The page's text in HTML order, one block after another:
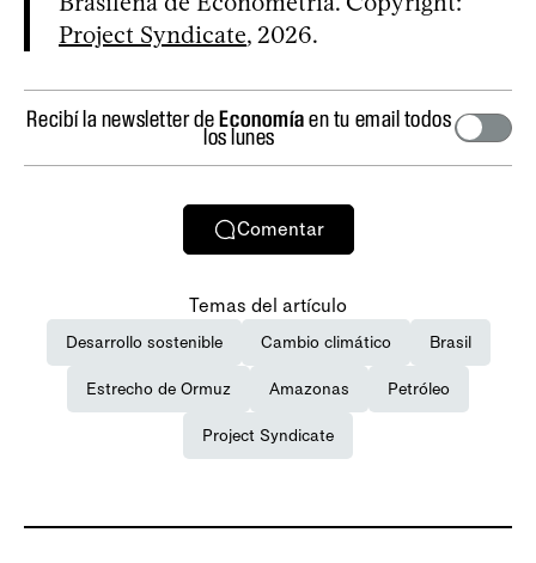
Project Syndicate, 2026.
Recibí la newsletter deEconomíaen tu email todos
los lunes
Comentar
Temas del artículo
Desarrollo sostenible Cambio climático Brasil
Estrecho de Ormuz Amazonas Petróleo
Project Syndicate